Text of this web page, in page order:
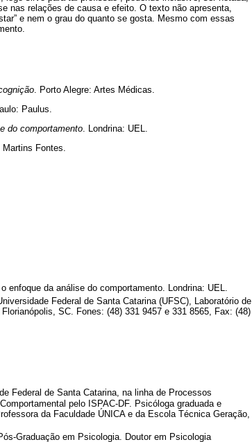
nas relações de causa e efeito. O texto não apresenta,
e nem o grau do quanto se gosta. Mesmo com essas
. Porto Alegre: Artes Médicas.
Paulus.
do comportamento . Londrina: UEL.
Martins Fontes.
enfoque da análise do comportamento. Londrina: UEL.
Federal de Santa Catarina (UFSC), Laboratório de
SC. Fones: (48) 331 9457 e 331 8565, Fax: (48)
Federal de Santa Catarina, na linha de Processos
pelo ISPAC-DF. Psicóloga graduada e
da Faculdade ÚNICA e da Escola Técnica Geração,
Graduação em Psicologia. Doutor em Psicologia